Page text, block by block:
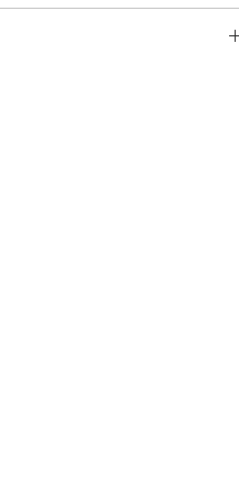
了承願います。
お願いします。 ※鋏に適した砥
and
and sharpened using